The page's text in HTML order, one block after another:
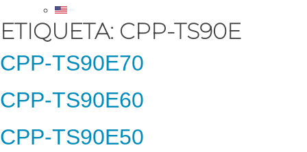
ETIQUETA: CPP-TS90E
CPP-TS90E70
CPP-TS90E60
CPP-TS90E50